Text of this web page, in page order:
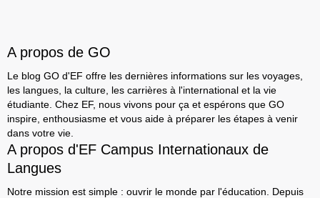
A propos de GO
Le blog GO d'EF offre les dernières informations sur les voyages,
les langues, la culture, les carrières à l'international et la vie
étudiante. Chez EF, nous vivons pour ça et espérons que GO
inspire, enthousiasme et vous aide à préparer les étapes à venir
dans votre vie.
A propos d'EF Campus Internationaux de
Langues
Notre mission est simple : ouvrir le monde par l'éducation. Depuis